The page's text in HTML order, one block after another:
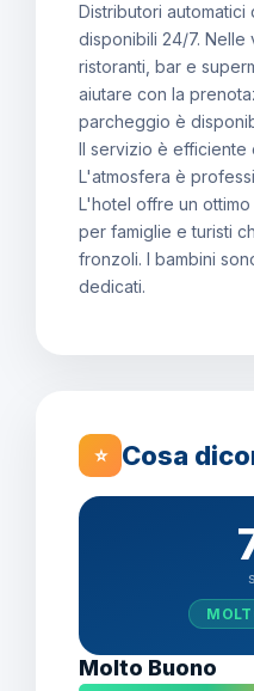
Distributori
disponibili 24/7. Nelle
ristoranti, bar e
aiutare con la
parcheggio è
Il servizio è efficiente
L'atmosfera è
L'hotel offre un
per famiglie e turisti
fronzoli. I bambini
dedicati.
⭐ Cosa
Molto Buono